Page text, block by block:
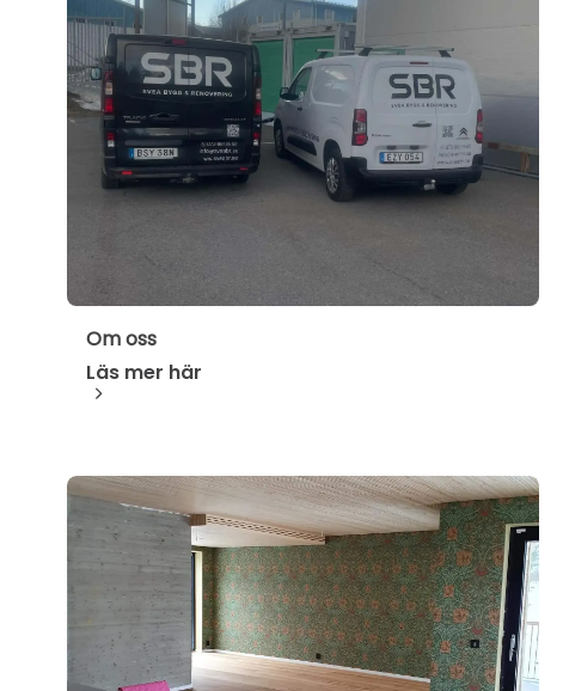
Om oss
Läs mer här